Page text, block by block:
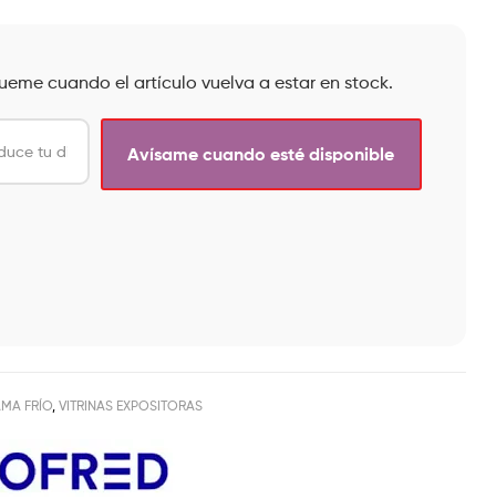
cuando el artículo vuelva a estar en stock.
FRÍO ,VITRINAS EXPOSITORAS